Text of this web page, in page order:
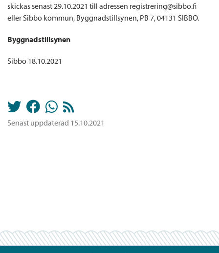
skickas senast 29.10.2021 till adressen registrering@sibbo.fi
eller Sibbo kommun, Byggnadstillsynen, PB 7, 04131 SIBBO.
Byggnadstillsynen
Sibbo 18.10.2021
Senast uppdaterad 15.10.2021